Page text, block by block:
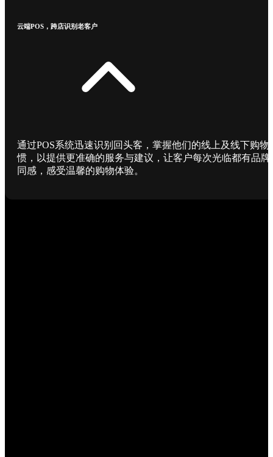
云端POS，跨店识别老客户
通过POS系统迅速识别回头客，掌握他们的线上及线下购物
惯，以提供更准确的服务与建议，让客户每次光临都有品牌
同感，感受温馨的购物体验。